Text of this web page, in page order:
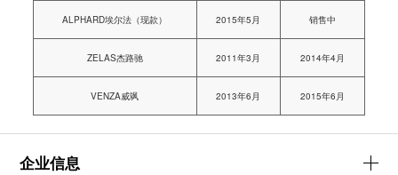
ALPHARD埃尔法（现款） 2015年5月 销售中
ZELAS杰路驰 2011年3月 2014年4月
VENZA威飒 2013年6月 2015年6月
企业信息